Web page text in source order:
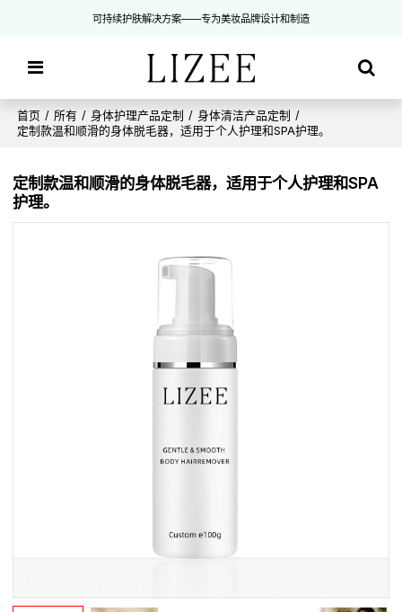
可持续护肤解决方案——专为美妆品牌设计和制造
首页 / 所有 / 身体护理产品定制 / 身体清洁产品定制 /
定制款温和顺滑的身体脱毛器，适用于个人护理和SPA护理。
定制款温和顺滑的身体脱毛器，适用于个人护理和SPA
护理。